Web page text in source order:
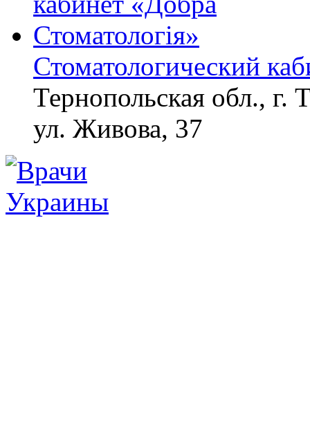
возьмите 3%-ю…
Стоматологический
Тернопольская обл., г.
ул. Живова, 37